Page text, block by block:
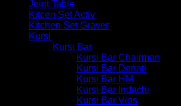
Joint Table
Kitcen Set Activ
Kitchen Set Graver
Kursi
Kursi Bar
Kursi Bar Chairman
Kursi Bar Donati
Kursi Bar HM
Kursi Bar Indachi
Kursi Bar Vios